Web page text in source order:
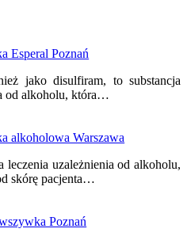
Esperal Poznań
jako disulfiram, to substancja
od alkoholu, która…
alkoholowa Warszawa
uzależnienia od alkoholu,
skórę pacjenta…
Poznań